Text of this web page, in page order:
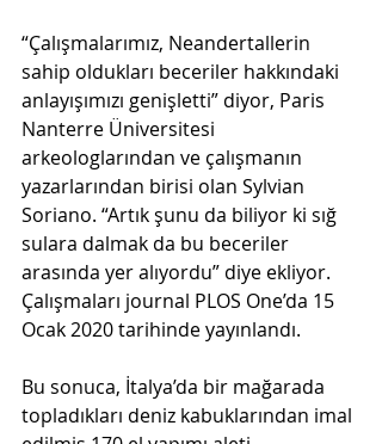
“Çalışmalarımız, Neandertallerin
sahip oldukları beceriler hakkındaki
anlayışımızı genişletti” diyor, Paris
Nanterre Üniversitesi
arkeologlarından ve çalışmanın
yazarlarından birisi olan Sylvian
Soriano. “Artık şunu da biliyor ki sığ
sulara dalmak da bu beceriler
arasında yer alıyordu” diye ekliyor.
Çalışmaları journal PLOS One’da 15
Ocak 2020 tarihinde yayınlandı.
Bu sonuca, İtalya’da bir mağarada
topladıkları deniz kabuklarından imal